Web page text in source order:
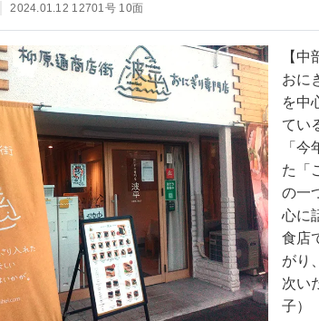
2024.01.12 12701号 10面
【
おに
を中
てい
「
た「
の一
心に
食店
がり
次い
子）